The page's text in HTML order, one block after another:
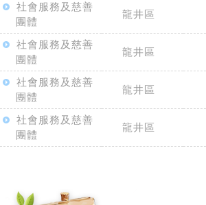
社會服務及慈善
團體
龍井區
社會服務及慈善
團體
龍井區
社會服務及慈善
團體
龍井區
社會服務及慈善
團體
龍井區